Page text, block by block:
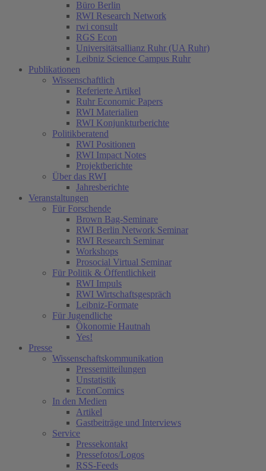
Büro Berlin
RWI Research Network
rwi consult
RGS Econ
Universitätsallianz Ruhr (UA Ruhr)
Leibniz Science Campus Ruhr
Publikationen
Wissenschaftlich
Referierte Artikel
Ruhr Economic Papers
RWI Materialien
RWI Konjunkturberichte
Politikberatend
RWI Positionen
RWI Impact Notes
Projektberichte
Über das RWI
Jahresberichte
Veranstaltungen
Für Forschende
Brown Bag-Seminare
RWI Berlin Network Seminar
RWI Research Seminar
Workshops
Prosocial Virtual Seminar
Für Politik & Öffentlichkeit
RWI Impuls
RWI Wirtschaftsgespräch
Leibniz-Formate
Für Jugendliche
Ökonomie Hautnah
Yes!
Presse
Wissenschaftskommunikation
Pressemitteilungen
Unstatistik
EconComics
In den Medien
Artikel
Gastbeiträge und Interviews
Service
Pressekontakt
Pressefotos/Logos
RSS-Feeds